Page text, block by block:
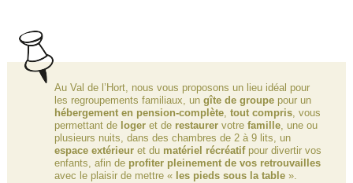
Au Val de l’Hort, nous vous proposons un lieu idéal pour
les regroupements familiaux, un gîte de groupepour un
hébergement en pension-complète, tout compris, vous
permettant delogeret de restaurervotre famille, une ou
plusieurs nuits, dans des chambres de 2 à 9 lits, un
espace extérieuret du matériel récréatifpour divertir vos
enfants, afin de profiter pleinement de vos retrouvailles
avec le plaisir de mettre « les pieds sous la table ».